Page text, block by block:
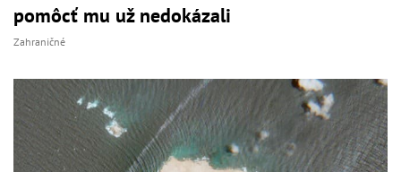
pomôcť mu už nedokázali
Zahraničné